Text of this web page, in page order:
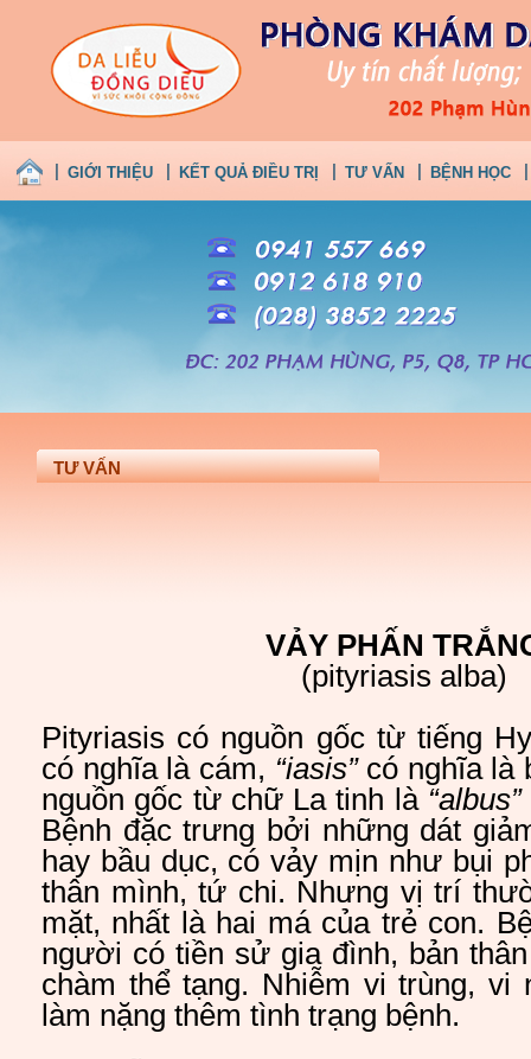
GIỚI THIỆU KẾT QUẢ ĐIỀU TRỊ TƯ VẤN BỆNH HỌC
TƯ VẤN
VẢY PHẤN
(pityriasis alba)
Pityriasis có nguồn gốc từ tiếng
có nghĩa là cám, “iasis”có nghĩa là
nguồn gốc từ chữ La tinh là “albus”
Bệnh đặc trưng bởi những dát
hay bầu dục, có vảy mịn như bụi
thân mình, tứ chi. Nhưng vị trí
mặt, nhất là hai má của trẻ con.
người có tiền sử gia đình, bản
chàm thể tạng. Nhiễm vi trùng, vi
làm nặng thêm tình trạng bệnh.